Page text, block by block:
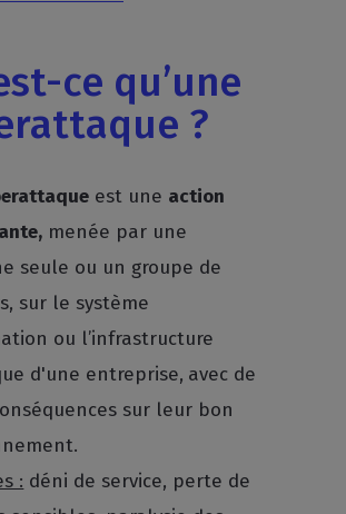
ce qu’une
?
est une action
menée par une
seule ou un groupe de
sur le système
ou l’infrastructure
d'une entreprise, avec de
sur leur bon
: déni de service, perte de